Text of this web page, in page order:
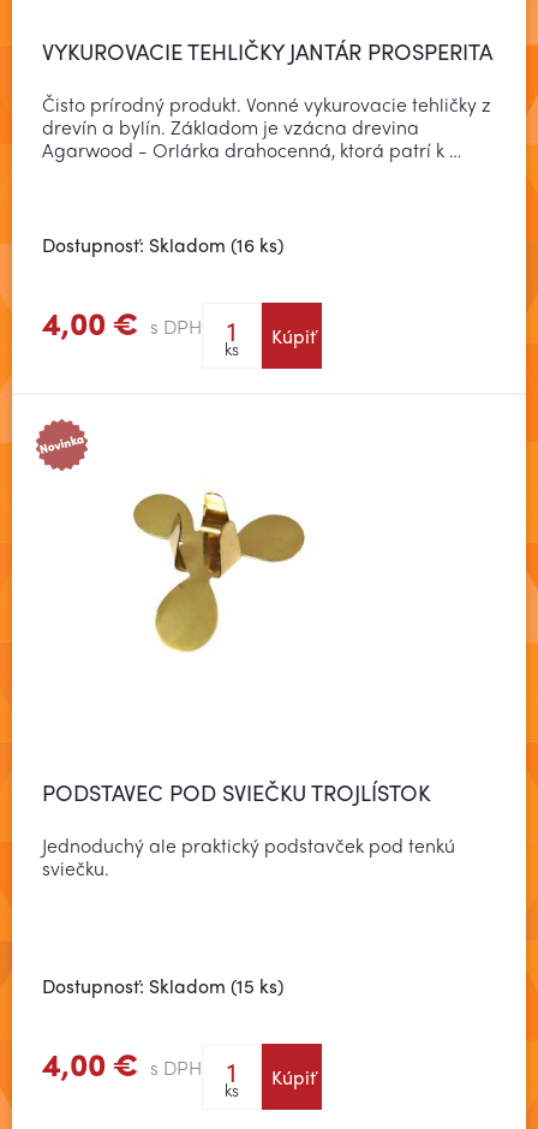
VYKUROVACIE TEHLIČKY JANTÁR PROSPERITA
Čisto prírodný produkt. Vonné vykurovacie tehličky z
drevín a bylín. Základom je vzácna drevina
Agarwood - Orlárka drahocenná, ktorá patrí k …
Dostupnosť: Skladom (16 ks)
4,00 € s DPH
ks Kúpiť
Zobraziť viac
PODSTAVEC POD SVIEČKU TROJLÍSTOK
Jednoduchý ale praktický podstavček pod tenkú
sviečku.
Dostupnosť: Skladom (15 ks)
4,00 € s DPH
ks Kúpiť
Zobraziť viac